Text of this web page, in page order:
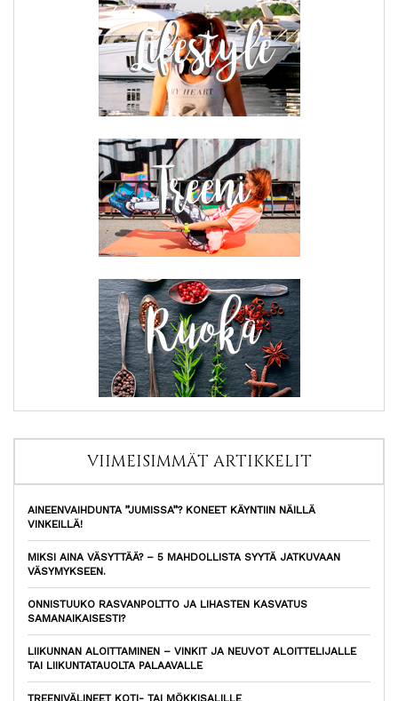
VIIMEISIMMÄT ARTIKKELIT
AINEENVAIHDUNTA ”JUMISSA”? KONEET KÄYNTIIN NÄILLÄ
VINKEILLÄ!
MIKSI AINA VÄSYTTÄÄ? – 5 MAHDOLLISTA SYYTÄ JATKUVAAN
VÄSYMYKSEEN.
ONNISTUUKO RASVANPOLTTO JA LIHASTEN KASVATUS
SAMANAIKAISESTI?
LIIKUNNAN ALOITTAMINEN – VINKIT JA NEUVOT ALOITTELIJALLE
TAI LIIKUNTATAUOLTA PALAAVALLE